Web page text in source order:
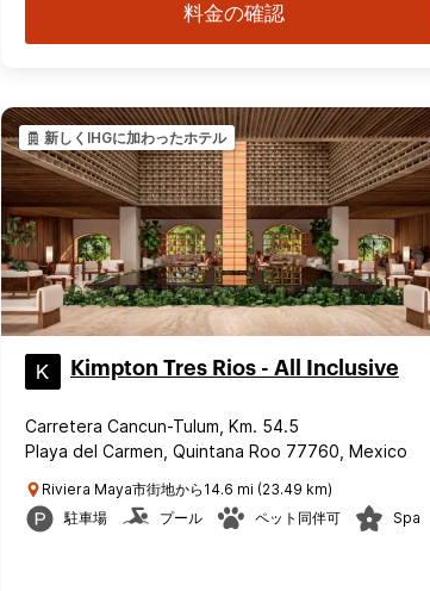
料金の確認
新しくIHGに加わったホテル
Kimpton Tres Rios - All Inclusive
Carretera Cancun-Tulum, Km. 54.5
Playa del Carmen, Quintana Roo 77760, Mexico
Riviera Maya市街地から14.6 mi (23.49 km)
駐車場
プール ペット同伴可 Spa